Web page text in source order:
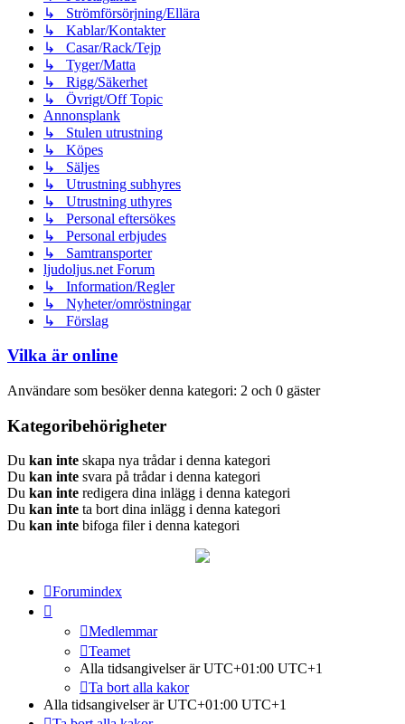
↳ Strömförsörjning/Ellära
↳ Kablar/Kontakter
↳ Casar/Rack/Tejp
↳ Tyger/Matta
↳ Rigg/Säkerhet
↳ Övrigt/Off Topic
Annonsplank
↳ Stulen utrustning
↳ Köpes
↳ Säljes
↳ Utrustning subhyres
↳ Utrustning uthyres
↳ Personal eftersökes
↳ Personal erbjudes
↳ Samtransporter
ljudoljus.net Forum
↳ Information/Regler
↳ Nyheter/omröstningar
↳ Förslag
Vilka är online
Användare som besöker denna kategori: 2 och 0 gäster
Kategoribehörigheter
Du kan inte skapa nya trådar i denna kategori
Du kan inte svara på trådar i denna kategori
Du kan inte redigera dina inlägg i denna kategori
Du kan inte ta bort dina inlägg i denna kategori
Du kan inte bifoga filer i denna kategori
Forumindex
Medlemmar
Teamet
Alla tidsangivelser är UTC+01:00 UTC+1
Ta bort alla kakor
Alla tidsangivelser är UTC+01:00 UTC+1